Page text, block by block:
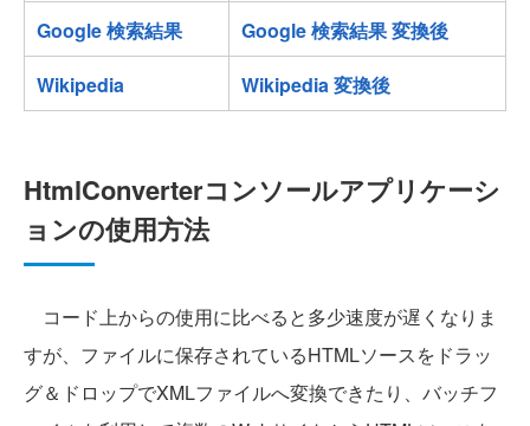
Google 検索結果
Google 検索結果 変換後
Wikipedia
Wikipedia 変換後
HtmlConverterコンソールアプリケーシ
ョンの使用方法
コード上からの使用に比べると多少速度が遅くなりま
すが、ファイルに保存されているHTMLソースをドラッ
グ＆ドロップでXMLファイルへ変換できたり、バッチフ